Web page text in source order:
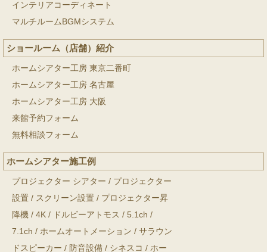
インテリアコーディネート
マルチルームBGMシステム
ショールーム（店舗）紹介
ホームシアター工房 東京二番町
ホームシアター工房 名古屋
ホームシアター工房 大阪
来館予約フォーム
無料相談フォーム
ホームシアター施工例
プロジェクター シアター / プロジェクター
設置 / スクリーン設置 / プロジェクター昇
降機 / 4K / ドルビーアトモス / 5.1ch /
7.1ch / ホームオートメーション / サラウン
ドスピーカー / 防音設備 / シネスコ / ホー